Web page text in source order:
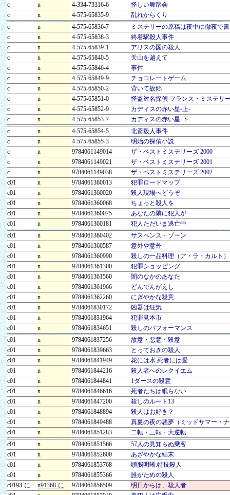
c
n 4-334-73316-6
怪しい舞踏会
c
n 4-575-65835-9
乱れからくり
c
n 4-575-65836-7
ミステリーの原稿は夜中に徹夜で
c
n 4-575-65838-3
終着駅殺人事件
c
n 4-575-65839-1
アリスの国の殺人
c
n 4-575-65840-5
天山を越えて
c
n 4-575-65846-4
事件
c
n 4-575-65849-9
チョコレートゲーム
c
n 4-575-65850-2
背いて故郷
c
n 4-575-65851-0
怪盗対名探偵 フランス・ミステリ
c
n 4-575-65852-9
カディスの赤い星-上-
c
n 4-575-65853-7
カディスの赤い星-下-
c
n 4-575-65854-5
北斎殺人事件
c
n 4-575-65855-3
明治の探偵小説
c
n 9784061149014
ザ・ベストミステリーズ 2000
c
n 9784061149021
ザ・ベストミステリーズ 2001
c
n 9784061149038
ザ・ベストミステリーズ 2002
c01
n 9784061360013
犯罪ロードマップ
c01
n 9784061360020
殺人現場へどうぞ
c01
n 9784061360068
ちょっと殺人を
c01
n 9784061360075
あなたの隣に犯人が
c01
n 9784061360181
犯人ただいま逃亡中
c01
n 9784061360402
サスペンス・ゾーン
c01
n 9784061360587
意外や意外
c01
n 9784061360990
殺しの一品料理（ア・ラ・カルト）
c01
n 9784061361300
犯罪ショッピング
c01
n 9784061361560
闇のなかのあなた
c01
n 9784061361966
どんでんがえし
c01
n 9784061362260
にぎやかな殺意
c01
n 9784061830172
凶器は狂気
c01
n 9784061831964
犯罪見本市
c01
n 9784061834651
殺しのパフォーマンス
c01
n 9784061837256
故意・悪意・殺意
c01
n 9784061839663
とっておきの殺人
c01
n 9784061841949
花には水.死者には愛
c01
n 9784061844216
殺人者へのレクイエム
c01
n 9784061844841
1ダースの殺意
c01
n 9784061846616
死者たちは眠らない
c01
n 9784061847200
殺しのルート13
c01
n 9784061848894
殺人はお好き？
c01
n 9784061849488
真夏の夜の悪夢（ミッドサマー・
c01
n 9784061851283
二転・三転・大逆転
c01
n 9784061851566
57人の見知らぬ乗客
c01
n 9784061852600
あざやかな結末
c01
n 9784061853768
頭脳明晰.特技殺人
c01
n 9784061855366
誰がための殺人
c0193-に
n91368-に 9784061856509
明日からは、殺人者